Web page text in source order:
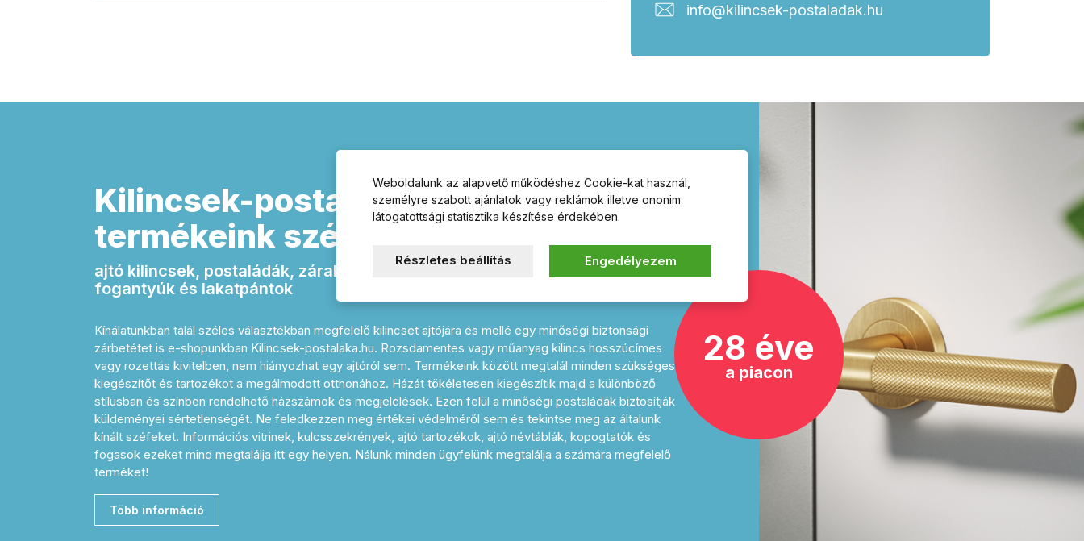
info@kilincsek-postaladak.hu
Kilincsek-postaládák.hu – válasszon
termékeink széles választékából!
ajtó kilincsek, postaládák, zárak, zárbetétek, házszámok, fogasok,
fogantyúk és lakatpántok
Kínálatunkban talál széles választékban megfelelő kilincset ajtójára és mellé egy minőségi biztonsági
zárbetétet is e-shopunkban Kilincsek-postalaka.hu. Rozsdamentes vagy műanyag kilincs hosszúcímes
vagy rozettás kivitelben, nem hiányozhat egy ajtóról sem. Termékeink között megtalál minden szükséges
kiegészítőt és tartozékot a megálmodott otthonához. Házát tökéletesen kiegészítik majd a különböző
stílusban és színben rendelhető házszámok és megjelölések. Ezen felül a minőségi postaládák biztosítják
küldeményei sértetlenségét. Ne feledkezzen meg értékei védelméről sem és tekintse meg az általunk
kínált széfeket. Információs vitrinek, kulcsszekrények, ajtó tartozékok, ajtó névtáblák, kopogtatók és
fogasok ezeket mind megtalálja itt egy helyen. Nálunk minden ügyfelünk megtalálja a számára megfelelő
terméket!
Több információ
28 éve
a piacon
Weboldalunk az alapvető működéshez Cookie-kat használ,
személyre szabott ajánlatok vagy reklámok illetve ononim
látogatottsági statisztika készítése érdekében.
Engedélyezem
Részletes beállítás